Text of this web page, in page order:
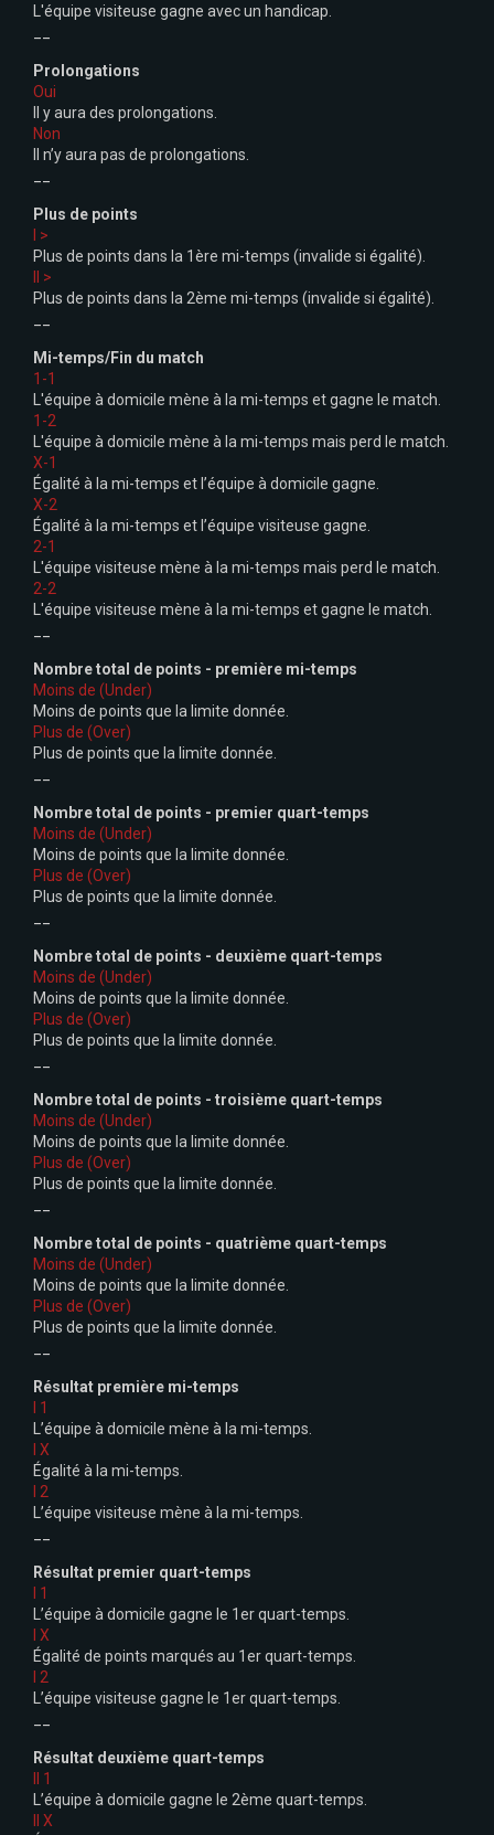
L'équipe visiteuse gagne avec un handicap.
Prolongations
Oui
Il y aura des prolongations.
Non
Il n’y aura pas de prolongations.
Plus de points
I >
Plus de points dans la 1ère mi-temps (invalide si égalité).
II >
Plus de points dans la 2ème mi-temps (invalide si égalité).
Mi-temps/Fin du match
1-1
L'équipe à domicile mène à la mi-temps et gagne le match.
1-2
L'équipe à domicile mène à la mi-temps mais perd le match.
X-1
Égalité à la mi-temps et l’équipe à domicile gagne.
X-2
Égalité à la mi-temps et l’équipe visiteuse gagne.
2-1
L'équipe visiteuse mène à la mi-temps mais perd le match.
2-2
L'équipe visiteuse mène à la mi-temps et gagne le match.
Nombre total de points - première mi-temps
Moins de (Under)
Moins de points que la limite donnée.
Plus de (Over)
Plus de points que la limite donnée.
Nombre total de points - premier quart-temps
Moins de (Under)
Moins de points que la limite donnée.
Plus de (Over)
Plus de points que la limite donnée.
Nombre total de points - deuxième quart-temps
Moins de (Under)
Moins de points que la limite donnée.
Plus de (Over)
Plus de points que la limite donnée.
Nombre total de points - troisième quart-temps
Moins de (Under)
Moins de points que la limite donnée.
Plus de (Over)
Plus de points que la limite donnée.
Nombre total de points - quatrième quart-temps
Moins de (Under)
Moins de points que la limite donnée.
Plus de (Over)
Plus de points que la limite donnée.
Résultat première mi-temps
I 1
L’équipe à domicile mène à la mi-temps.
I X
Égalité à la mi-temps.
I 2
L’équipe visiteuse mène à la mi-temps.
Résultat premier quart-temps
I 1
L’équipe à domicile gagne le 1er quart-temps.
I X
Égalité de points marqués au 1er quart-temps.
I 2
L’équipe visiteuse gagne le 1er quart-temps.
Résultat deuxième quart-temps
II 1
L’équipe à domicile gagne le 2ème quart-temps.
II X